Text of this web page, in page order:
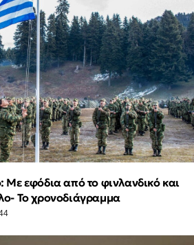
Με εφόδια από το φινλανδικό και
Το χρονοδιάγραμμα